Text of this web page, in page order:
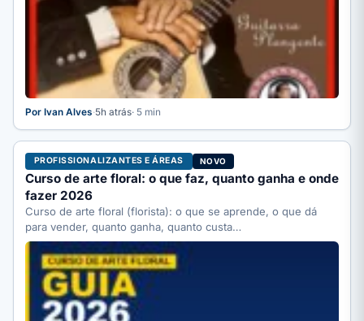
Por Ivan Alves·5h atrás· 5 min
PROFISSIONALIZANTES E ÁREAS NOVO
Curso de arte floral: o que faz, quanto ganha e onde
fazer 2026
Curso de arte floral (florista): o que se aprende, o que dá
para vender, quanto ganha, quanto custa…